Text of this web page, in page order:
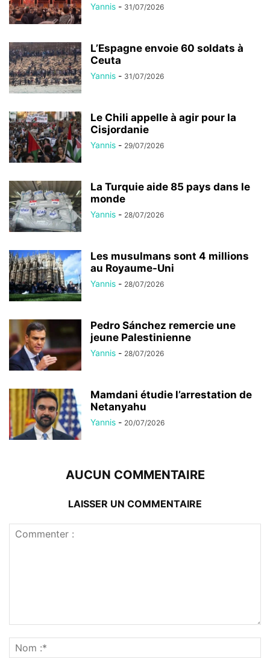
Yannis - 31/07/2026
L’Espagne envoie 60 soldats à
Ceuta
Yannis - 31/07/2026
Le Chili appelle à agir pour la
Cisjordanie
Yannis - 29/07/2026
La Turquie aide 85 pays dans le
monde
Yannis - 28/07/2026
Les musulmans sont 4 millions
au Royaume-Uni
Yannis - 28/07/2026
Pedro Sánchez remercie une
jeune Palestinienne
Yannis - 28/07/2026
Mamdani étudie l’arrestation de
Netanyahu
Yannis - 20/07/2026
AUCUN COMMENTAIRE
LAISSER UN COMMENTAIRE